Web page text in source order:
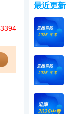
3394
最近更新